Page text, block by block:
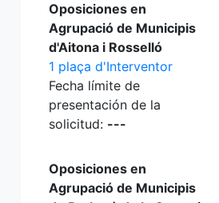
Oposiciones en
Agrupació de Municipis
d'Aitona i Rosselló
1 plaça d'Interventor
Fecha límite de
presentación de la
solicitud: ---
Oposiciones en
Agrupació de Municipis